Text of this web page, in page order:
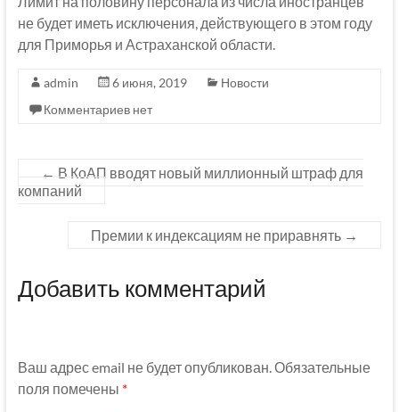
не будет иметь исключения, действующего в этом году
для Приморья и Астраханской области.
admin 6 июня, 2019
Новости
Комментариев нет
← В КоАП вводят новый миллионный штраф для
компаний
Премии к индексациям не приравнять →
Добавить комментарий
Ваш адрес email не будет опубликован. Обязательные
поля помечены *